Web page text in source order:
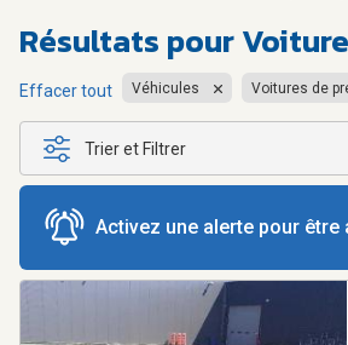
Résultats pour
Effacer tout Véhicules Voitures de
Trier et Filtrer
Activez une alerte pour être